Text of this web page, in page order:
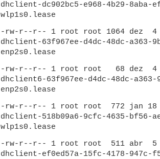
dhclient-dc902bc5-e968-4b29-8aba-
wlp1s0.lease
-rw-r--r-- 1 root root 1064 dez 4
dhclient-63f967ee-d4dc-48dc-a363-
enp2s0.lease
-rw-r--r-- 1 root root 68 dez 4
dhclient6-63f967ee-d4dc-48dc-a363-
enp2s0.lease
-rw-r--r-- 1 root root 772 jan 18
dhclient-518b09a6-9cfc-4635-bf56-
wlp1s0.lease
-rw-r--r-- 1 root root 511 abr 5
dhclient-ef0ed57a-15fc-4178-947c-